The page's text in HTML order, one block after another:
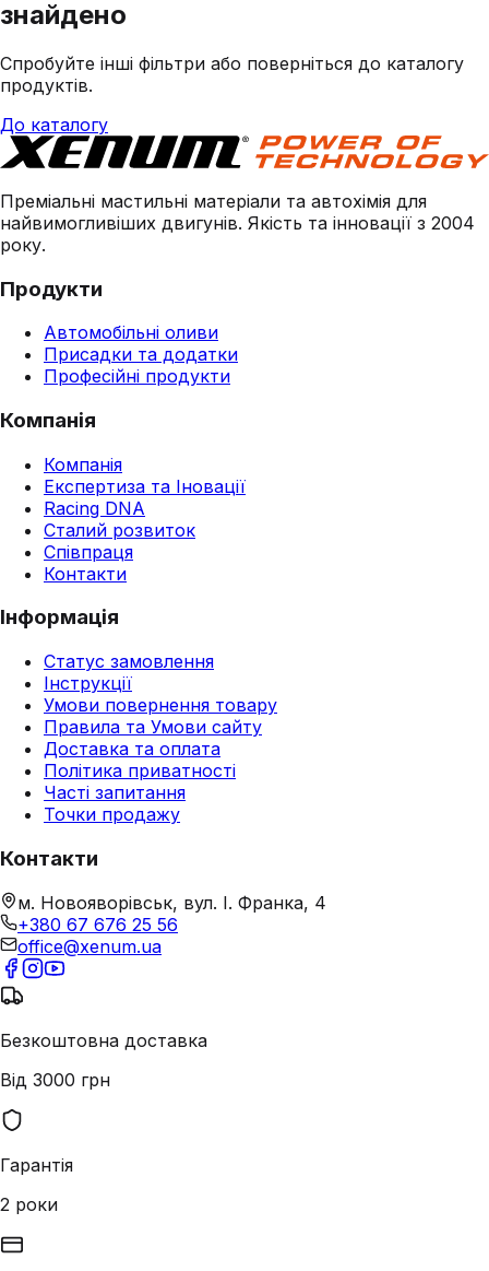
знайдено
Спробуйте інші фільтри або поверніться до каталогу
продуктів.
До каталогу
Преміальні мастильні матеріали та автохімія для
найвимогливіших двигунів. Якість та інновації з 2004
року.
Продукти
Автомобільні оливи
Присадки та додатки
Професійні продукти
Компанія
Компанія
Експертиза та Іновації
Racing DNA
Сталий розвиток
Співпраця
Контакти
Інформація
Статус замовлення
Інструкції
Умови повернення товару
Правила та Умови сайту
Доставка та оплата
Політика приватності
Часті запитання
Точки продажу
Контакти
м. Новояворівськ, вул. І. Франка, 4
+380 67 676 25 56
office@xenum.ua
Безкоштовна доставка
Від 3000 грн
Гарантія
2 роки